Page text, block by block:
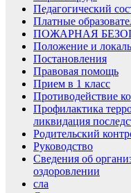
Педагогический
Платные
ПОЖАРНАЯ
Положение и
Постановления
Правовая помощь
Прием в 1 класс
Противодействие
Профилактика
ликвидация
Родительский
Руководство
Сведения об
оздоровлении
сла